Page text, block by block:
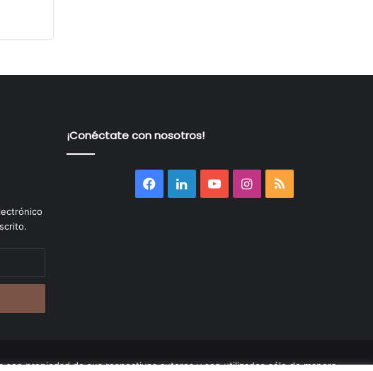
¡Conéctate con nosotros!
Facebook
LinkedInYouTubeInstagram
RSS
propiedad de sus respectivos autores y son utilizados sólo de manera